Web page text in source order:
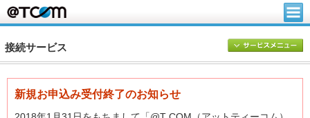
接続サービス
新規お申込み受付終了のお知らせ